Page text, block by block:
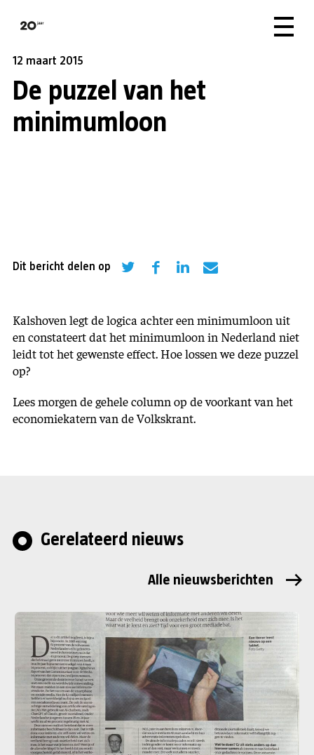
12 maart 2015
De puzzel van het
minimumloon
Dit bericht delen op
Kalshoven legt de logica achter een minimumloon uit
en constateert dat het minimumloon in Nederland niet
leidt tot het gewenste effect. Hoe lossen we deze puzzel
op?
Lees morgen de gehele column op de voorkant van het
economiekatern van de Volkskrant.
Gerelateerd nieuws
Alle nieuwsberichten